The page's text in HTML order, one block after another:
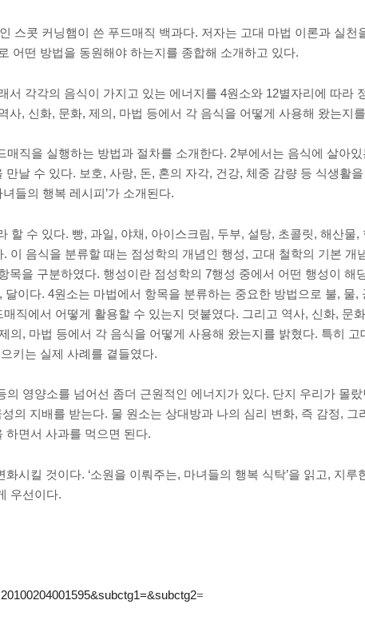
스콧 커닝햄이 쓴 푸드매직 백과다. 저자는 고대 마법 이론과 실천
어떤 방법을 동원해야 하는지를 종합해 소개하고 있다.
각각의 음식이 가지고 있는 에너지를 4원소와 12별자리에 따라
, 신화, 문화, 제의, 마법 등에서 각 음식을 어떻게 사용해 왔는지
직을 실행하는 방법과 절차를 소개한다. 2부에서는 음식에 살아있
날 수 있다. 보호, 사랑, 돈, 혼의 자각, 건강, 체중 감량 등 식생활
들의 행복 레시피’가 소개된다.
할 수 있다. 빵, 과일, 야채, 아이스크림, 두부, 설탕, 초콜릿, 해산물
음식을 분류할 때는 점성학의 개념인 행성, 고대 철학의 기본 개
을 구분하였다. 행성이란 점성학의 7행성 중에서 어떤 행성이 해
이다. 4원소는 마법에서 항목을 분류하는 중요한 방법으로 불, 물,
직에서 어떻게 활용할 수 있는지 덧붙였다. 그리고 역사, 신화, 문
, 마법 등에서 각 음식을 어떻게 사용해 왔는지를 밝혔다. 특히 고
키는 실제 사례를 곁들였다.
영양소를 넘어선 좀더 근원적인 에너지가 있다. 단지 우리가 몰
의 지배를 받는다. 물 원소는 상대방과 나의 심리 변화, 즉 감정, 그
하면서 사과를 먹으면 된다.
시킬 것이다. ‘소원을 이뤄주는, 마녀들의 행복 식탁’을 읽고, 지루
우선이다.
=